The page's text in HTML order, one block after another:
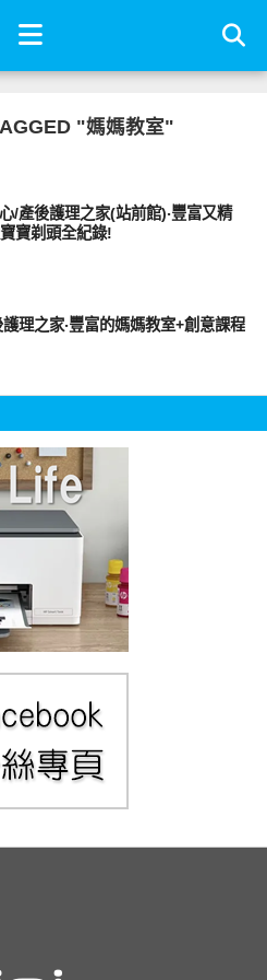
"媽媽教室"
/產後護理之家(站前館)‧豐富又精
寶剃頭全紀錄!
理之家‧豐富的媽媽教室+創意課程